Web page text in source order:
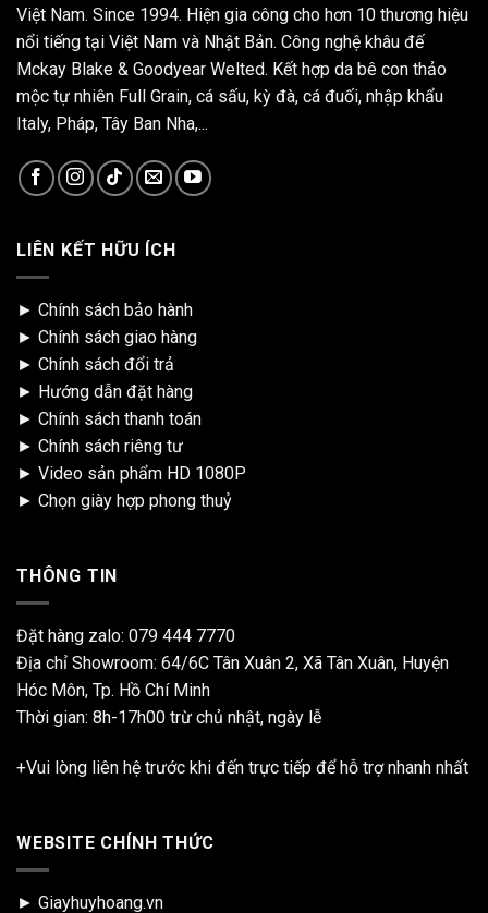
Việt Nam. Since 1994. Hiện gia công cho hơn 10 thương hiệu
nổi tiếng tại Việt Nam và Nhật Bản. Công nghệ khâu đế
Mckay Blake & Goodyear Welted. Kết hợp da bê con thảo
mộc tự nhiên Full Grain, cá sấu, kỳ đà, cá đuối, nhập khẩu
Italy, Pháp, Tây Ban Nha,...
LIÊN KẾT HỮU ÍCH
► Chính sách bảo hành
► Chính sách giao hàng
► Chính sách đổi trả
► Hướng dẫn đặt hàng
► Chính sách thanh toán
► Chính sách riêng tư
► Video sản phẩm HD 1080P
► Chọn giày hợp phong thuỷ
THÔNG TIN
Đặt hàng zalo: 079 444 7770
Địa chỉ Showroom: 64/6C Tân Xuân 2, Xã Tân Xuân, Huyện
Hóc Môn, Tp. Hồ Chí Minh
Thời gian: 8h-17h00 trừ chủ nhật, ngày lễ
+Vui lòng liên hệ trước khi đến trực tiếp để hỗ trợ nhanh nhất
WEBSITE CHÍNH THỨC
► Giayhuyhoang.vn